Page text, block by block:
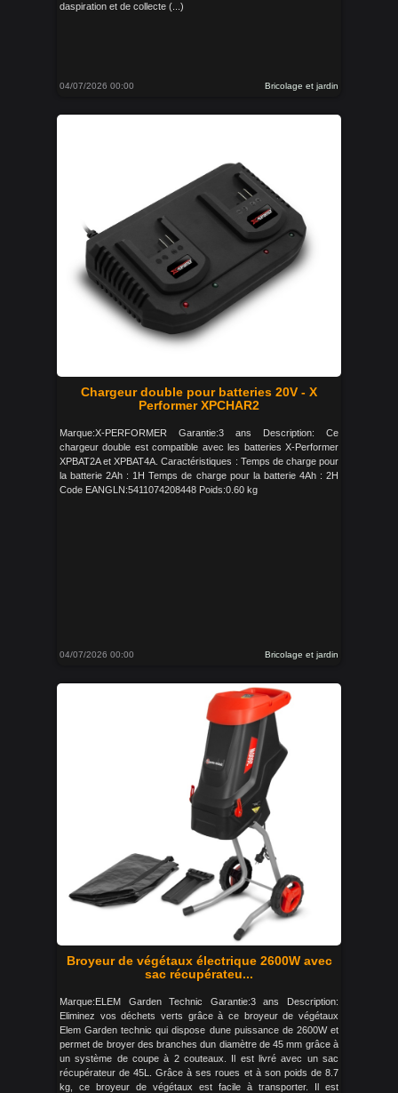
daspiration et de collecte (...)
04/07/2026 00:00 Bricolage et jardin
Chargeur double pour batteries 20V - X
Performer XPCHAR2
Marque:X-PERFORMER Garantie:3 ans Description: Ce
chargeur double est compatible avec les batteries X-Performer
XPBAT2A et XPBAT4A. Caractéristiques : Temps de charge pour
la batterie 2Ah : 1H Temps de charge pour la batterie 4Ah : 2H
Code EANGLN:5411074208448 Poids:0.60 kg
04/07/2026 00:00 Bricolage et jardin
Broyeur de végétaux électrique 2600W avec
sac récupérateu...
Marque:ELEM Garden Technic Garantie:3 ans Description:
Eliminez vos déchets verts grâce à ce broyeur de végétaux
Elem Garden technic qui dispose dune puissance de 2600W et
permet de broyer des branches dun diamètre de 45 mm grâce à
un système de coupe à 2 couteaux. Il est livré avec un sac
récupérateur de 45L. Grâce à ses roues et à son poids de 8.7
kg, ce broyeur de végétaux est facile à transporter. Il est